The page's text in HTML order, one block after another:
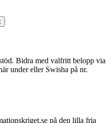
Bidra med valfritt belopp via
under eller Swisha på nr.
på den lilla fria